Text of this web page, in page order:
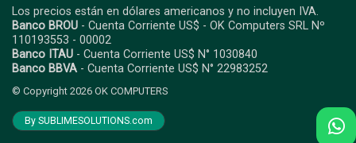
Los precios están en dólares americanos y no incluyen IVA.
Banco BROU - Cuenta Corriente US$ - OK Computers SRL Nº
110193553 - 00002
Banco ITAU - Cuenta Corriente US$ N° 1030840
Banco BBVA - Cuenta Corriente US$ N° 22983252
© Copyright 2026 OK COMPUTERS
By SUBLIMESOLUTIONS.com